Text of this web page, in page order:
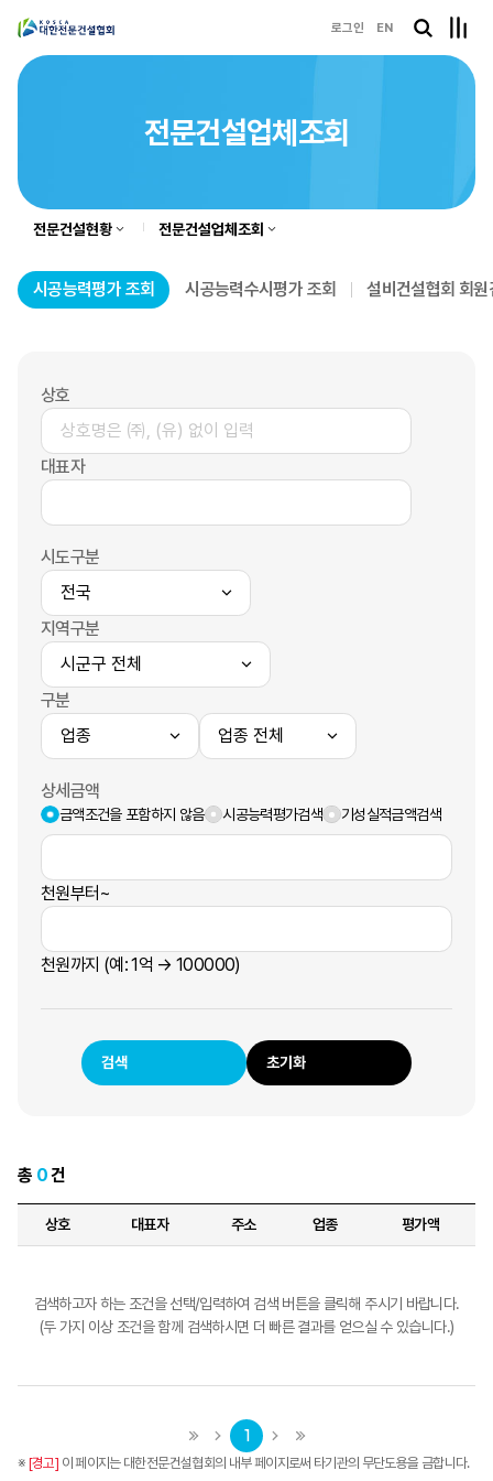
로그인 EN
전문건설업체조회
전문건설현황 전문건설업체조회
시공능력평가 조회 시공능력수시평가 조회 설비건설협회 회원
상호
대표자
시도구분
지역구분
구분
상세금액
금액조건을 포함하지 않음 시공능력평가검색 기성실적금액검색
천원부터~
천원까지 (예: 1억 → 100000)
검색 초기화
총 0건
상호 대표자 주소 업종 평가액
검색하고자 하는 조건을 선택/입력하여 검색 버튼을 클릭해 주시기 바랍니다.
(두 가지 이상 조건을 함께 검색하시면 더 빠른 결과를 얻으실 수 있습니다.)
1
※ [경고] 이 페이지는 대한전문건설협회의 내부 페이지로써 타기관의 무단도용을 금합니다.